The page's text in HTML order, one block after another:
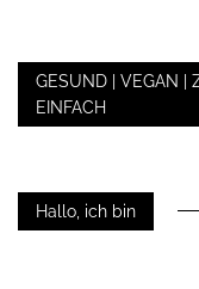
GESUND | VEGAN |
EINFACH
Hallo, ich bin